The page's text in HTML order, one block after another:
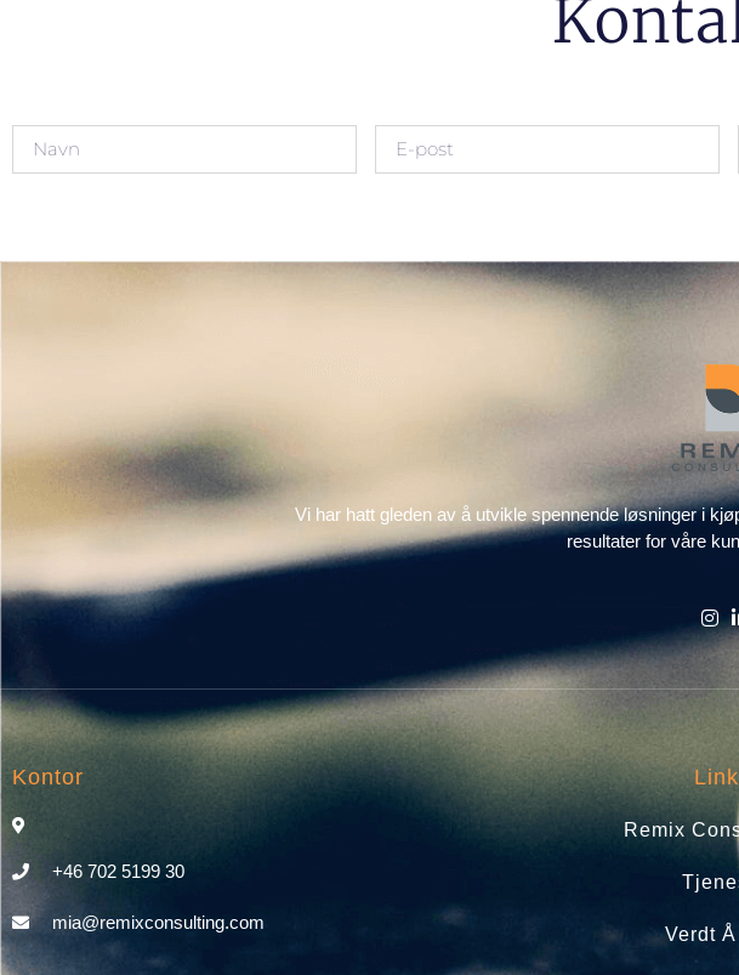
Vi har hatt gleden av å utvikle spennende
resultater for våre
Kontor
+46 702 5199 30
mia@remixconsulting.com
Remix
Verdt